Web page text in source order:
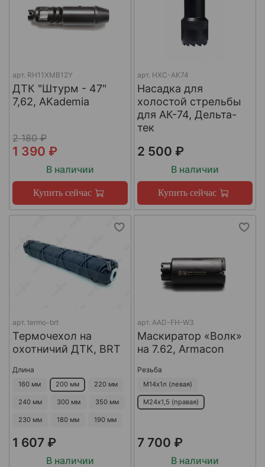
арт. RH11XMB12Y
ДТК "Штурм - 47"
7,62, AKademia
2 180 ₽
1 390 ₽
В наличии
Купить сейчас
арт. НХС-АК74
Насадка для
холостой стрельбы
для АК-74, Дельта-
тек
2 500 ₽
В наличии
Купить сейчас
арт. termo-brt
Термочехол на
охотничий ДТК, BRT
Длина
160 мм 200 мм 220 мм
240 мм 300 мм 350 мм
230 мм 180 мм 190 мм
1 607 ₽
В наличии
арт. AAD-FH-W3
Маскиратор «Волк»
на 7.62, Armacon
Резьба
М14х1л (левая)
М24х1,5 (правая)
7 700 ₽
В наличии